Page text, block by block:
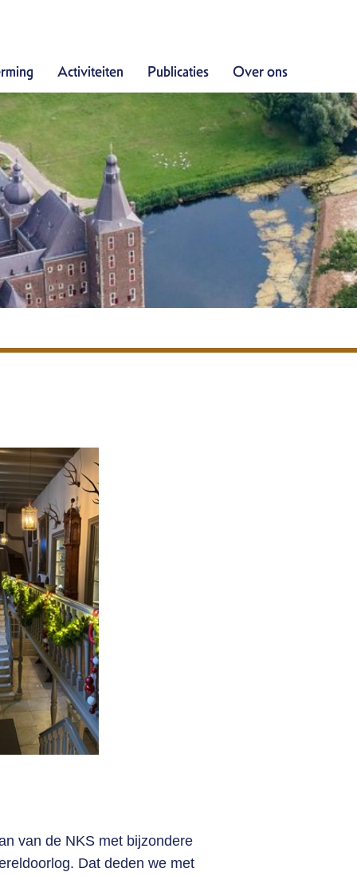
Activiteiten Publicaties Over ons
van de NKS met bijzondere
Dat deden we met
Doe mee
Bescherming
Activiteiten
Publicaties
Over ons
Contact